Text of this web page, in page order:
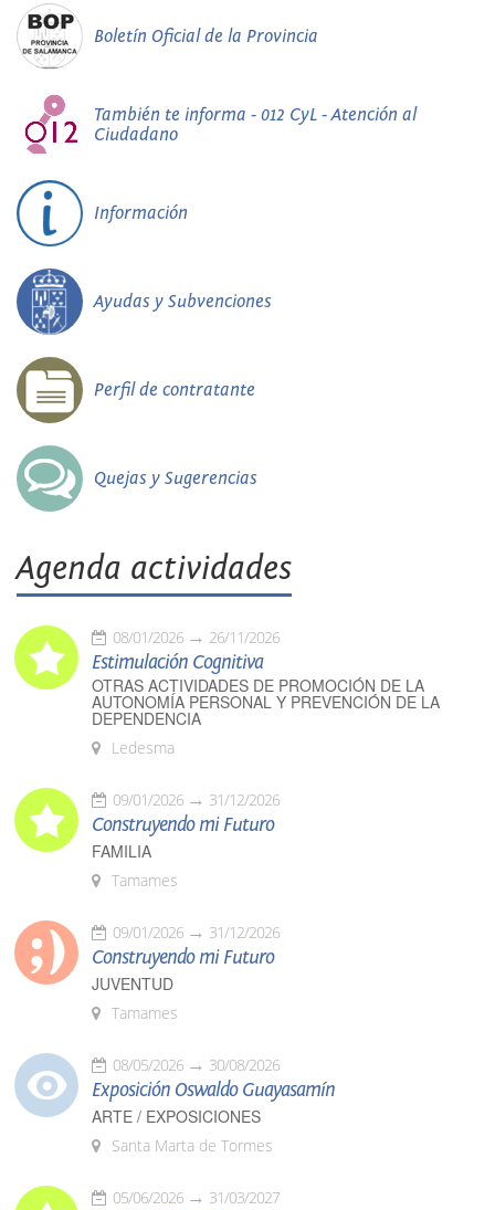
Boletín Oficial de la Provincia
También te informa - 012 CyL - Atención al
Ciudadano
Información
Ayudas y Subvenciones
Perfil de contratante
Quejas y Sugerencias
Agenda actividades
08/01/2026 26/11/2026
Estimulación Cognitiva
OTRAS ACTIVIDADES DE PROMOCIÓN DE LA
AUTONOMÍA PERSONAL Y PREVENCIÓN DE LA
DEPENDENCIA
Ledesma
09/01/2026 31/12/2026
Construyendo mi Futuro
FAMILIA
Tamames
09/01/2026 31/12/2026
Construyendo mi Futuro
JUVENTUD
Tamames
08/05/2026 30/08/2026
Exposición Oswaldo Guayasamín
ARTE / EXPOSICIONES
Santa Marta de Tormes
05/06/2026 31/03/2027